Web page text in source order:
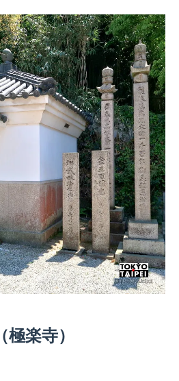
楽寺）